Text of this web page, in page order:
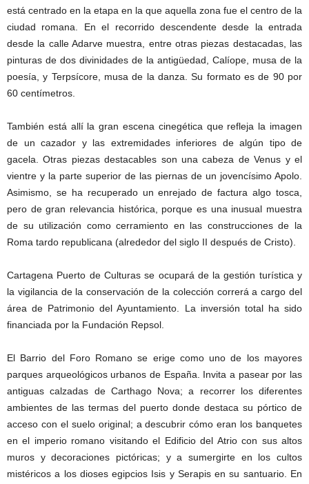
está centrado en la etapa en la que aquella zona fue el centro de la
ciudad romana. En el recorrido descendente desde la entrada
desde la calle Adarve muestra, entre otras piezas destacadas, las
pinturas de dos divinidades de la antigüedad, Calíope, musa de la
poesía, y Terpsícore, musa de la danza. Su formato es de 90 por
60 centímetros.
También está allí la gran escena cinegética que refleja la imagen
de un cazador y las extremidades inferiores de algún tipo de
gacela. Otras piezas destacables son una cabeza de Venus y el
vientre y la parte superior de las piernas de un jovencísimo Apolo.
Asimismo, se ha recuperado un enrejado de factura algo tosca,
pero de gran relevancia histórica, porque es una inusual muestra
de su utilización como cerramiento en las construcciones de la
Roma tardo republicana (alrededor del siglo II después de Cristo).
Cartagena Puerto de Culturas se ocupará de la gestión turística y
la vigilancia de la conservación de la colección correrá a cargo del
área de Patrimonio del Ayuntamiento. La inversión total ha sido
financiada por la Fundación Repsol.
El Barrio del Foro Romano se erige como uno de los mayores
parques arqueológicos urbanos de España. Invita a pasear por las
antiguas calzadas de Carthago Nova; a recorrer los diferentes
ambientes de las termas del puerto donde destaca su pórtico de
acceso con el suelo original; a descubrir cómo eran los banquetes
en el imperio romano visitando el Edificio del Atrio con sus altos
muros y decoraciones pictóricas; y a sumergirte en los cultos
mistéricos a los dioses egipcios Isis y Serapis en su santuario. En